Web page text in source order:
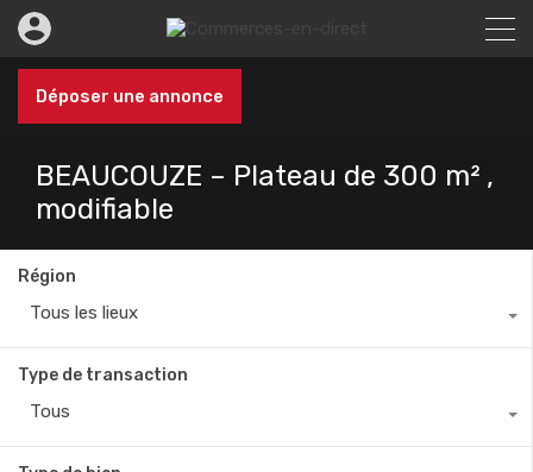
Déposer une annonce
BEAUCOUZE – Plateau de 300 m² ,
modifiable
Région
Tous les lieux
Type de transaction
Tous